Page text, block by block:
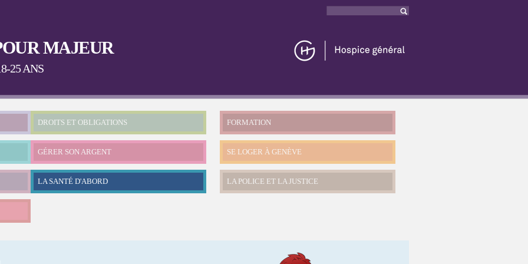
Formulaire
de recherche
Rechercher
MAJEUR
25 ANS
DROITS ET OBLIGATIONS FORMATION
GÉRER SON ARGENT SE LOGER À GENÈVE
LA SANTÉ D'ABORD LA POLICE ET LA JUSTICE